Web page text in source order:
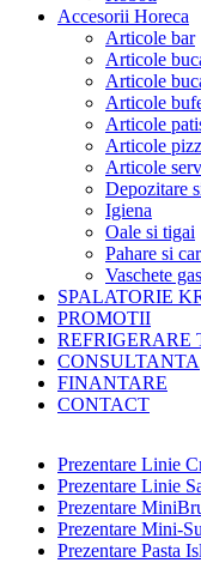
Accesorii Horeca
Articole bar
Articole
Articole
Articole
Articole
Articole
Articole
Depozitare
Igiena
Oale si tigai
Pahare si
Vaschete
SPALATORIE
PROMOTII
REFRIGERARE
CONSULTANTA
FINANTARE
CONTACT
Prezentare Linie
Prezentare Linie
Prezentare
Prezentare Mini-
Prezentare Pasta